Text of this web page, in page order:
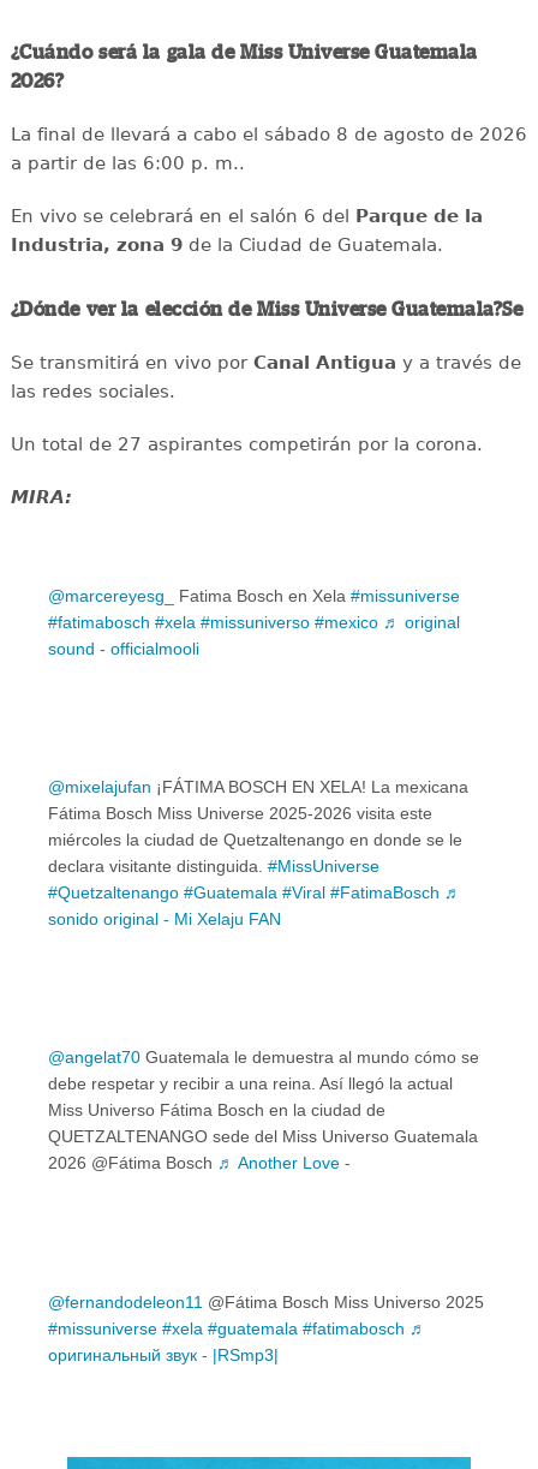
¿Cuándo será la gala de Miss Universe Guatemala
2026?
La final de llevará a cabo el sábado 8 de agosto de 2026
a partir de las 6:00 p. m..
En vivo se celebrará en el salón 6 del Parque de la
Industria, zona 9de la Ciudad de Guatemala.
¿Dónde ver la elección de Miss Universe Guatemala?Se
Se transmitirá en vivo porCanal Antigua y a través de
las redes sociales.
Un total de 27 aspirantes competirán por la corona.
MIRA:
@marcereyesg_ Fatima Bosch en Xela #missuniverse
#fatimabosch #xela #missuniverso #mexico ♬ original
sound - officialmooli
@mixelajufan ¡FÁTIMA BOSCH EN XELA! La mexicana
Fátima Bosch Miss Universe 2025-2026 visita este
miércoles la ciudad de Quetzaltenango en donde se le
declara visitante distinguida. #MissUniverse
#Quetzaltenango #Guatemala #Viral #FatimaBosch ♬
sonido original - Mi Xelaju FAN
@angelat70 Guatemala le demuestra al mundo cómo se
debe respetar y recibir a una reina. Así llegó la actual
Miss Universo Fátima Bosch en la ciudad de
QUETZALTENANGO sede del Miss Universo Guatemala
2026 @Fátima Bosch ♬ Another Love -
@fernandodeleon11 @Fátima Bosch Miss Universo 2025
#missuniverse #xela #guatemala #fatimabosch ♬
оригинальный звук - |RSmp3|